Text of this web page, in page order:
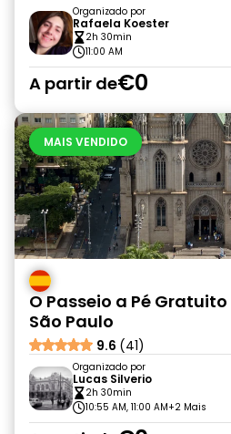
Organizado por
Rafaela Koester
2h 30min
11:00 AM
A partir de€0
MAIS VENDIDO
O Passeio a Pé
São Paulo
9.6 (41)
Organizado por
Lucas Silverio
2h 30min
10:55 AM, 11:00 AM+2 Mais